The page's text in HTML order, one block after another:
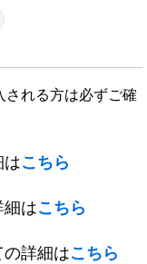
される方は必ずご確
はこちら
はこちら
詳細はこちら